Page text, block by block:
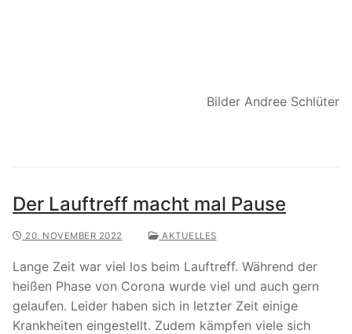
Bilder Andree Schlüter
Der Lauftreff macht mal Pause
20. NOVEMBER 2022 AKTUELLES
Lange Zeit war viel los beim Lauftreff. Während der
heißen Phase von Corona wurde viel und auch gern
gelaufen. Leider haben sich in letzter Zeit einige
Krankheiten eingestellt. Zudem kämpfen viele sich